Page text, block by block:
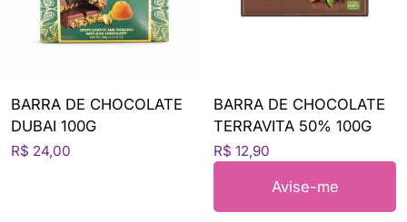
BARRA DE CHOCOLATE
DUBAI 100G
R$ 24,00
BARRA DE CHOCOLATE
TERRAVITA 50% 100G
R$ 12,90
Avise-me